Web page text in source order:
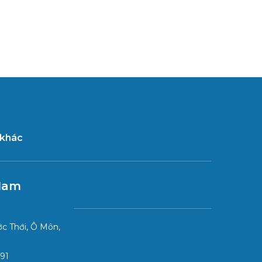
Thới, Ô Môn,